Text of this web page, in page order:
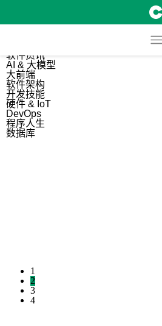
软件资讯
AI & 大模型
大前端
软件架构
开发技能
硬件 & IoT
DevOps
程序人生
数据库
1
2
3
4